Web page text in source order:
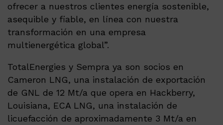
ofrecer a nuestros clientes energía sostenible,
asequible y fiable, en línea con nuestra
transformación en una empresa
multienergética global”.
TotalEnergies y Sempra ya son socios en
Cameron LNG, una instalación de exportación
de GNL de 12 Mt/a que opera en Hackberry,
Louisiana, ECA LNG, una instalación de
licuefacción de aproximadamente 3 Mt/a en